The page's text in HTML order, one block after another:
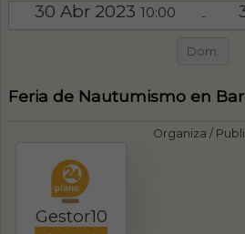
30 Abr 202310:00 -
Dom.
Feria de Nautumismo en
Organiza /
Gestor10